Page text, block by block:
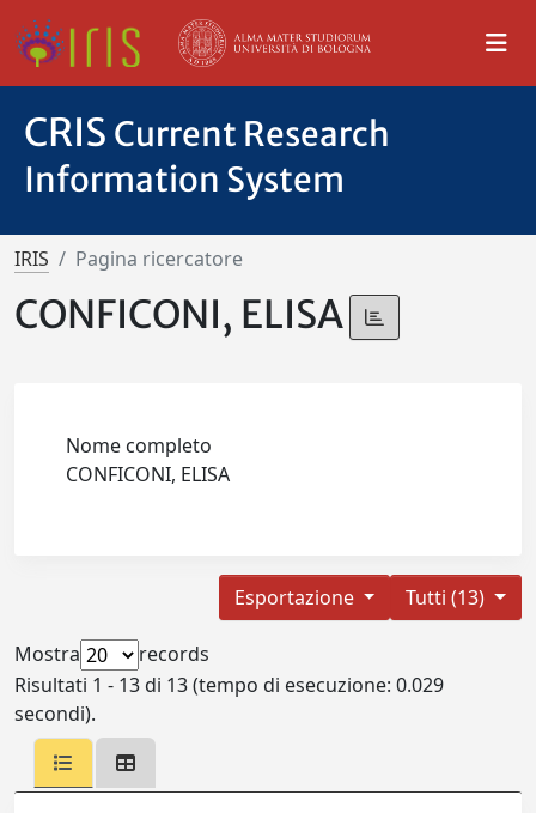
CRIS Current Research
Information System
IRIS Pagina ricercatore
CONFICONI, ELISA
Nome completo
CONFICONI, ELISA
Tutti (13)
Esportazione
Mostra
records
Risultati 1 - 13 di 13 (tempo di esecuzione: 0.029
secondi).